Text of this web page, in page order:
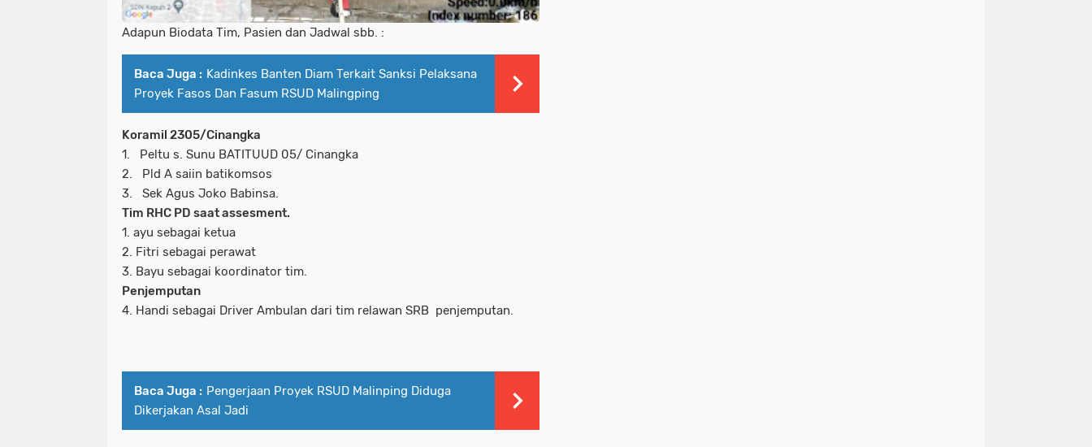
Adapun Biodata Tim, Pasien dan Jadwal sbb. :
Baca Juga : Kadinkes Banten Diam Terkait Sanksi Pelaksana
Proyek Fasos Dan Fasum RSUD Malingping
Koramil 2305/Cinangka
1. Peltu s. Sunu BATITUUD 05/ Cinangka
2. Pld A saiin batikomsos
3. Sek Agus Joko Babinsa.
Tim RHC PD saat assesment.
1. ayu sebagai ketua
2. Fitri sebagai perawat
3. Bayu sebagai koordinator tim.
Penjemputan
4. Handi sebagai Driver Ambulan dari tim relawan SRB penjemputan.
Baca Juga : Pengerjaan Proyek RSUD Malinping Diduga
Dikerjakan Asal Jadi